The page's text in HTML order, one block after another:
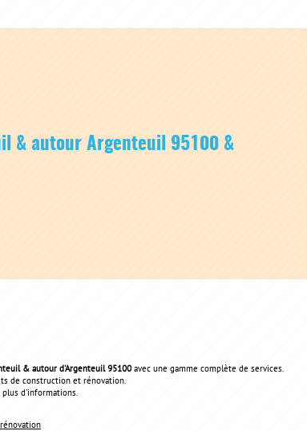
& autour Argenteuil 95100 &
& autour d'Argenteuil 95100avec une gamme complète de services.
de construction et rénovation.
d'informations.